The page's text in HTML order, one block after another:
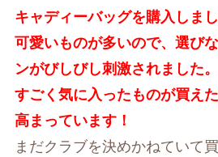
キャディーバッグを購入しまし
可愛いものが多いので、選び
ンがびしびし刺激されました。
すごく気に入ったものが買え
高まっています！
まだクラブを決めかねていて